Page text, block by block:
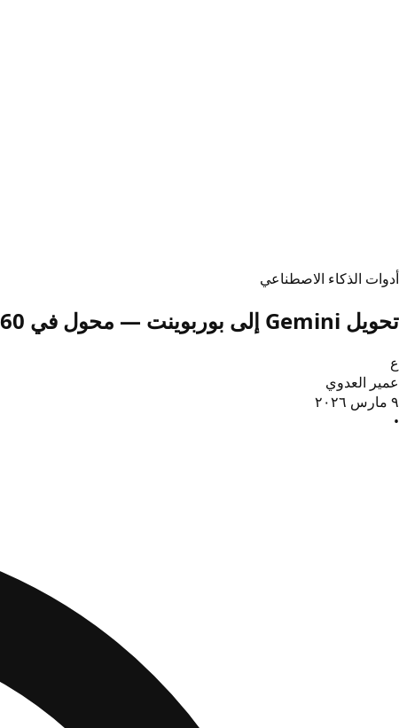
أدوات الذكاء الاصطناعي
تحويل Gemini إلى بوربوينت — محول في 60 ثانية بدون تسجيل (2026)
ع
عمير العدوي
٩ مارس ٢٠٢٦
•